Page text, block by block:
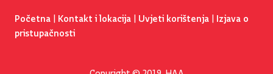
Početna | Kontakt i lokacija | Uvjeti korištenja | Izjava o
pristupačnosti
Copyright © 2019. HAA